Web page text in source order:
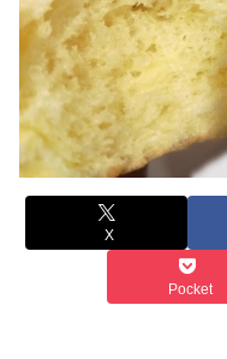
X
Pocket